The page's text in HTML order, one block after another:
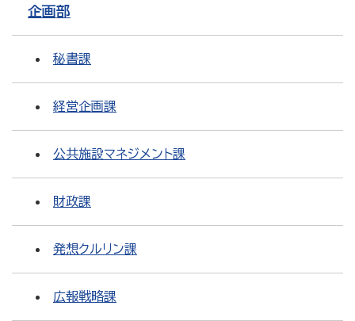
企画部
秘書課
経営企画課
公共施設マネジメント課
財政課
発想クルリン課
広報戦略課